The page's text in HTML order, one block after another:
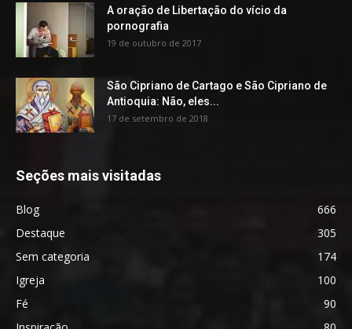
A oração de Libertação do vício da
pornografia
19 de outubro de 2017
São Cipriano de Cartago e São Cipriano de
Antioquia: Não, eles...
17 de setembro de 2018
Seções mais visitadas
Blog
666
Destaque
305
Sem categoria
174
Igreja
100
Fé
90